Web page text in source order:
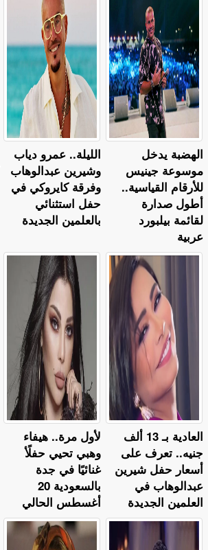
الليلة.. عمرو دياب
وشيرين عبدالوهاب
وفرقة كايروكي في
حفل استثنائي
بالعلمين الجديدة
الهضبة يدخل
موسوعة جينيس
للأرقام القياسية..
أطول صدارة
لقائمة بيلبورد
عربية
لأول مرة.. هيفاء
وهبي تحيي حفلًأ
غنائيًا في جدة
بالسعودية 20
أغسطس الحالي
العادية بـ 13 ألف
جنيه.. تعرف على
أسعار حفل شيرين
عبدالوهاب في
العلمين الجديدة